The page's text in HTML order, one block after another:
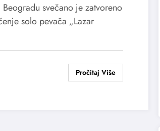
svečano je zatvoreno
solo pevača „Lazar